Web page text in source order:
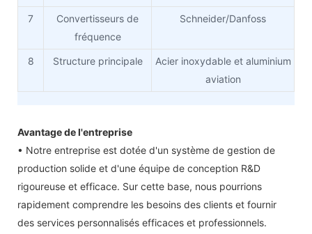
7
Convertisseurs de
fréquence
Schneider/Danfoss
8 Structure principale
Acier inoxydable et aluminium
aviation
Avantage de l'entreprise
• Notre entreprise est dotée d'un système de gestion de
production solide et d'une équipe de conception R&D
rigoureuse et efficace. Sur cette base, nous pourrions
rapidement comprendre les besoins des clients et fournir
des services personnalisés efficaces et professionnels.